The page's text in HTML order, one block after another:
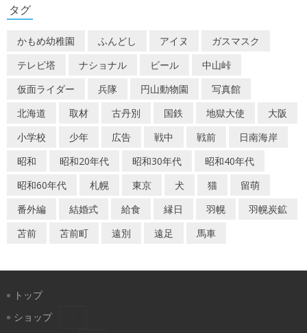
ゲ
ー
シ
ョ
ン
タグ
かもめ幼稚園 ふんどし アイヌ
ガスマスク
テレビ塔
ナショナル ビール
中山峠
仮面ライダー
兵隊 円山動物園
写真館
北海道
取材 古丹別 国鉄 地獄大使
大阪
小学校
少年 広告 戦中 戦前
日南海岸
昭和
昭和20年代 昭和30年代
昭和40年代
昭和60年代
札幌 東京 犬 猫
留萌
番外編
結婚式 給食 縁日 羽幌
羽幌炭鉱
苫前
苫前町 遠別 遠足 馬車
トップ
ショップ